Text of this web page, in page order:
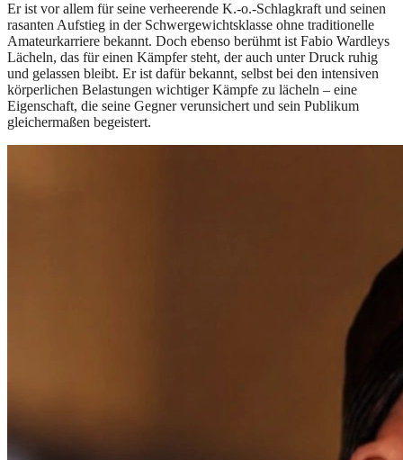
Er ist vor allem für seine verheerende K.-o.-Schlagkraft und seinen
rasanten Aufstieg in der Schwergewichtsklasse ohne traditionelle
Amateurkarriere bekannt. Doch ebenso berühmt ist Fabio Wardleys
Lächeln, das für einen Kämpfer steht, der auch unter Druck ruhig
und gelassen bleibt. Er ist dafür bekannt, selbst bei den intensiven
körperlichen Belastungen wichtiger Kämpfe zu lächeln – eine
Eigenschaft, die seine Gegner verunsichert und sein Publikum
gleichermaßen begeistert.